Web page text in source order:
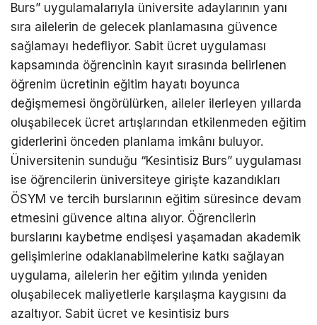
Burs” uygulamalarıyla üniversite adaylarının yanı
sıra ailelerin de gelecek planlamasına güvence
sağlamayı hedefliyor. Sabit ücret uygulaması
kapsamında öğrencinin kayıt sırasında belirlenen
öğrenim ücretinin eğitim hayatı boyunca
değişmemesi öngörülürken, aileler ilerleyen yıllarda
oluşabilecek ücret artışlarından etkilenmeden eğitim
giderlerini önceden planlama imkânı buluyor.
Üniversitenin sunduğu “Kesintisiz Burs” uygulaması
ise öğrencilerin üniversiteye girişte kazandıkları
ÖSYM ve tercih burslarının eğitim süresince devam
etmesini güvence altına alıyor. Öğrencilerin
burslarını kaybetme endişesi yaşamadan akademik
gelişimlerine odaklanabilmelerine katkı sağlayan
uygulama, ailelerin her eğitim yılında yeniden
oluşabilecek maliyetlerle karşılaşma kaygısını da
azaltıyor. Sabit ücret ve kesintisiz burs